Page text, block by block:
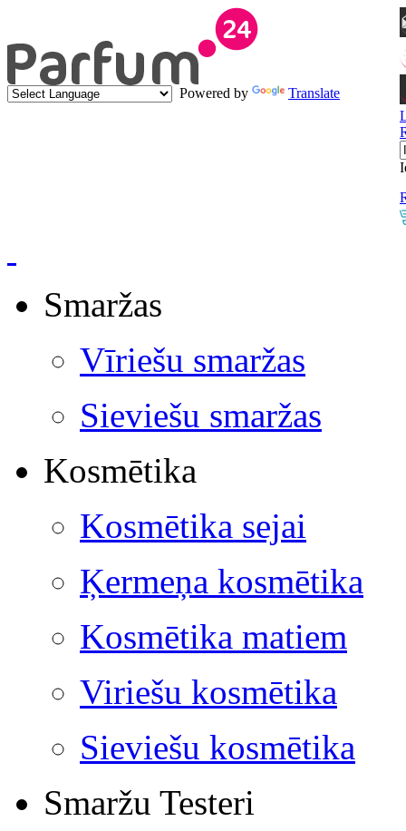
Powered by
Translate
Smaržas
Vīriešu smaržas
Sieviešu smaržas
Kosmētika
Kosmētika sejai
Ķermeņa kosmētika
Kosmētika matiem
Viriešu kosmētika
Sieviešu kosmētika
Smaržu Testeri